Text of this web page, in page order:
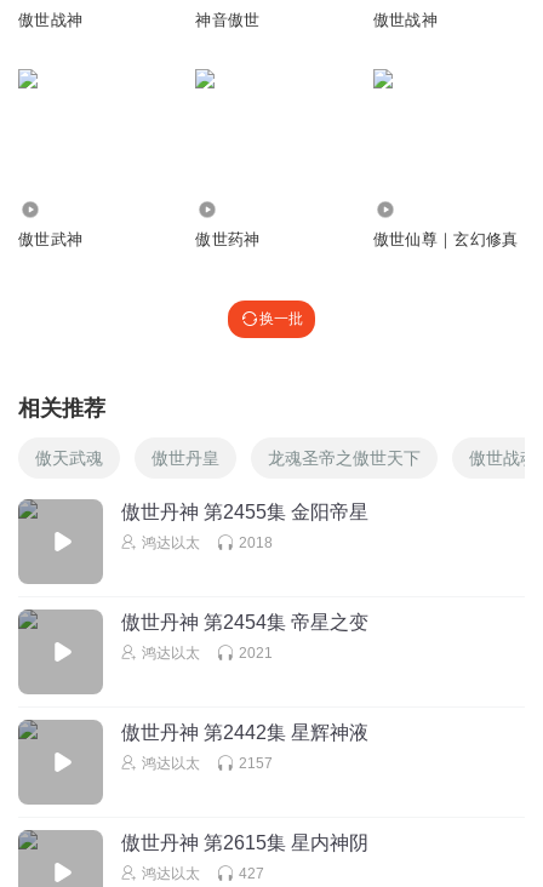
傲世战神 神音傲世 傲世战神
傲世武神 傲世药神 傲世仙尊｜玄幻修真
换一批
相关推荐
傲天武魂 傲世丹皇 龙魂圣帝之傲世天下 傲世战魂
傲世丹神 第2455集 金阳帝星
鸿达以太 2018
傲世丹神 第2454集 帝星之变
鸿达以太 2021
傲世丹神 第2442集 星辉神液
鸿达以太 2157
傲世丹神 第2615集 星内神阴
鸿达以太 427